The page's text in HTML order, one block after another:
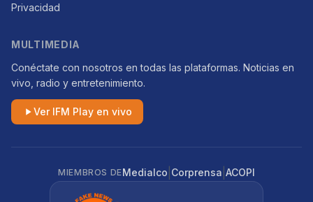
Privacidad
MULTIMEDIA
Conéctate con nosotros en todas las plataformas. Noticias en
vivo, radio y entretenimiento.
Ver IFM Play en vivo
MIEMBROS DEMedialco Corprensa ACOPI